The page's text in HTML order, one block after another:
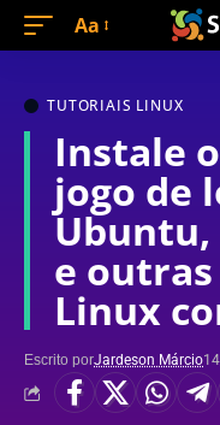
Aa
TUTORIAIS LINUX
Instale
jogo de
Ubuntu,
e
Linux
Escrito porJardeson Márcio